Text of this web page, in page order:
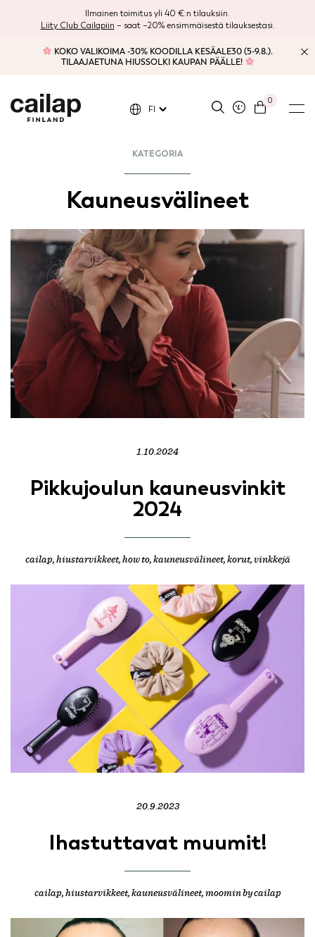
Ilmainen toimitus yli 40 €:n tilauksiin.
Liity Club Cailapiin – saat –20% ensimmäisestä tilauksestasi.
KOKO VALIKOIMA -30% KOODILLA KESÄALE30 (5-9.8.).
TILAAJAETUNA HIUSSOLKI KAUPAN PÄÄLLE!
0
FI
KATEGORIA
Kauneusvälineet
1.10.2024
Pikkujoulun kauneusvinkit
2024
cailap, hiustarvikkeet, how to, kauneusvälineet, korut, vinkkejä
20.9.2023
Ihastuttavat muumit!
cailap, hiustarvikkeet, kauneusvälineet, moomin by cailap